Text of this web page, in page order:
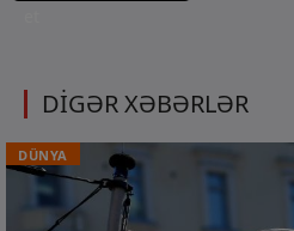
DİGƏR XƏBƏRLƏR
DÜNYA